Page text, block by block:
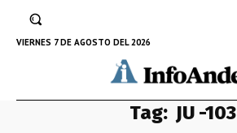
VIERNES 7 DE AGOSTO DEL 2026
Tag: JU -103